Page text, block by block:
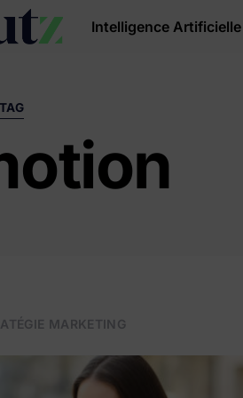
Intelligence Artificielle
MARKETING